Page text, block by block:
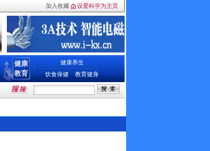
加入收藏 设爱科学为主页
健康
教育
健康养生
饮食保健
教育健身